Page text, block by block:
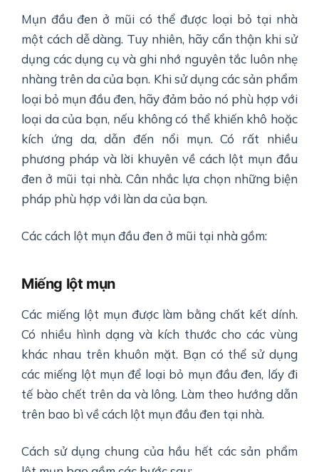
Mụn đầu đen ở mũi có thể được loại bỏ tại nhà
một cách dễ dàng. Tuy nhiên, hãy cẩn thận khi sử
dụng các dụng cụ và ghi nhớ nguyên tắc luôn nhẹ
nhàng trên da của bạn. Khi sử dụng các sản phẩm
loại bỏ mụn đầu đen, hãy đảm bảo nó phù hợp với
loại da của bạn, nếu không có thể khiến khô hoặc
kích ứng da, dẫn đến nổi mụn. Có rất nhiều
phương pháp và lời khuyên về cách lột mụn đầu
đen ở mũi tại nhà. Cân nhắc lựa chọn những biện
pháp phù hợp với làn da của bạn.
Các cách lột mụn đầu đen ở mũi tại nhà gồm:
Miếng lột mụn
Các miếng lột mụn được làm bằng chất kết dính.
Có nhiều hình dạng và kích thước cho các vùng
khác nhau trên khuôn mặt. Bạn có thể sử dụng
các miếng lột mụn để loại bỏ mụn đầu đen, lấy đi
tế bào chết trên da và lông. Làm theo hướng dẫn
trên bao bì về cách lột mụn đầu đen tại nhà.
Cách sử dụng chung của hầu hết các sản phẩm